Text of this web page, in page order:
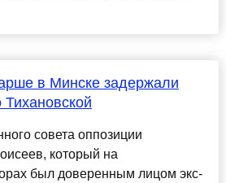
в Минске задержали
совета оппозиции
который на
был доверенным лицом экс-